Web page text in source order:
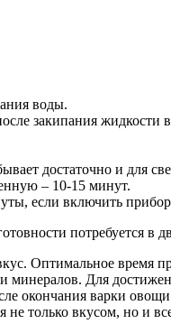
воды.
закипания жидкости
достаточно и для
– 10-15 минут.
если включить
потребуется в
Оптимальное время
Для
окончания варки
не только вкусом, но и